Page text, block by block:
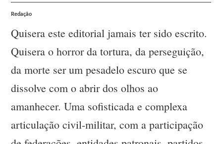
Redação
Quisera este editorial jamais ter sido escrito.
Quisera o horror da tortura, da perseguição,
da morte ser um pesadelo escuro que se
dissolve com o abrir dos olhos ao
amanhecer. Uma sofisticada e complexa
articulação civil-militar, com a participação